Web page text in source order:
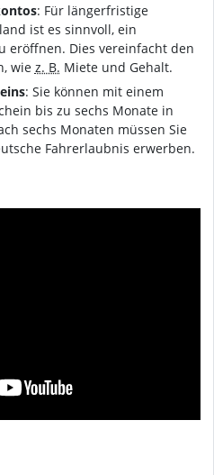
: Für längerfristige
ist es sinnvoll, ein
eröffnen. Dies vereinfacht den
wie z. B. Miete und Gehalt.
: Sie können mit einem
bis zu sechs Monate in
sechs Monaten müssen Sie
Fahrerlaubnis erwerben.